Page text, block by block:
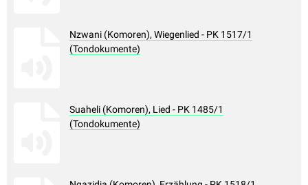
Nzwani (Komoren), Wiegenlied - PK 1517/1
(Tondokumente)
Suaheli (Komoren), Lied - PK 1485/1
(Tondokumente)